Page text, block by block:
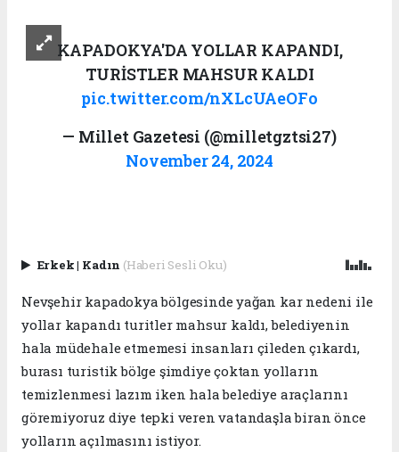
KAPADOKYA'DA YOLLAR KAPANDI,
TURİSTLER MAHSUR KALDI
pic.twitter.com/nXLcUAeOFo
— Millet Gazetesi (@milletgztsi27)
November 24, 2024
Erkek| Kadın (Haberi Sesli Oku)
Nevşehir kapadokya bölgesinde yağan kar nedeni ile
yollar kapandı turitler mahsur kaldı, belediyenin
hala müdehale etmemesi insanları çileden çıkardı,
burası turistik bölge şimdiye çoktan yolların
temizlenmesi lazım iken hala belediye araçlarını
göremiyoruz diye tepki veren vatandaşla biran önce
yolların açılmasını istiyor.